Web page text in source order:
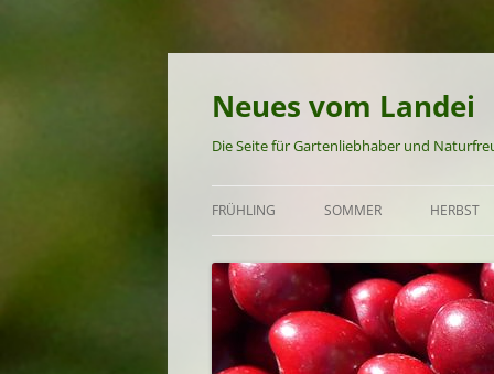
Neues vom Landei
Die Seite für Gartenliebhaber und
FRÜHLING
FRÜHLING
FRÜHLINGS-REZEPTE
SOMMER
FRÜHSOMMER-REZEPTE
SOMMER-REZEPTE
HERBST
HERBST-